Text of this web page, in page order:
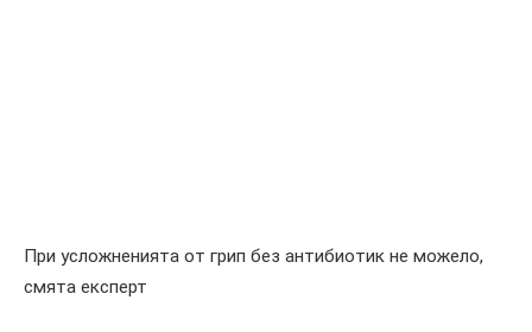
При усложненията от грип без антибиотик не можело,
смята експерт